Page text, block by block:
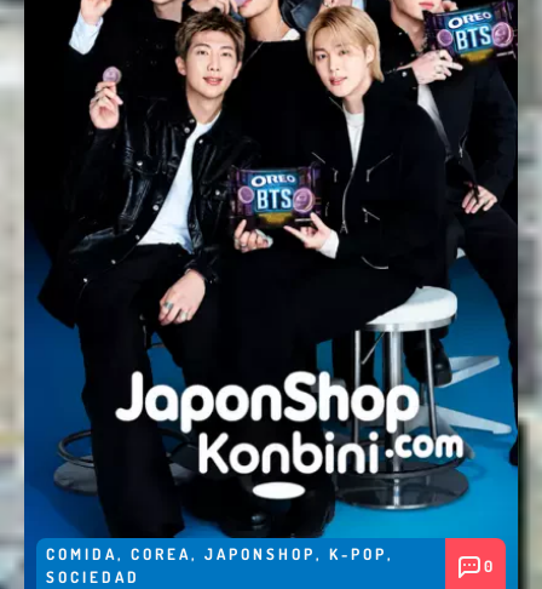
COMIDA, COREA, JAPONSHOP, K-POP,
SOCIEDAD
0